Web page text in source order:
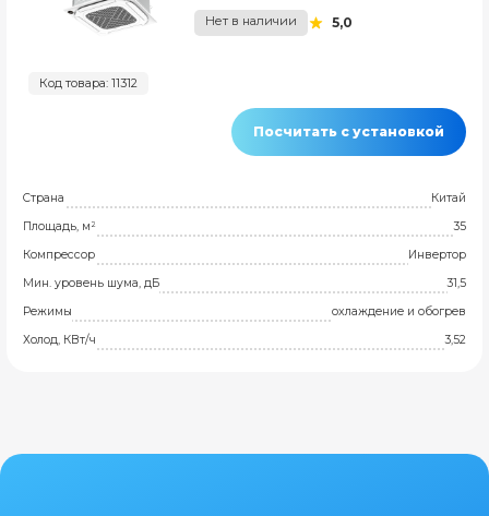
Код товара: 11312
Нет в наличии 5,0
Посчитать с установкой
Страна
Китай
Площадь, м²
35
Компрессор
Инвертор
Мин. уровень шума, дБ
31,5
Режимы
охлаждение и обогрев
Холод, КВт/ч
3,52